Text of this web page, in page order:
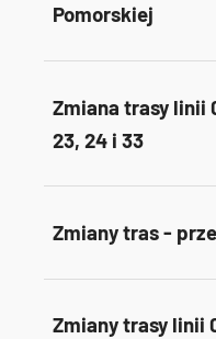
Pomorskiej
Zmiana trasy linii
23, 24 i 33
Zmiany tras -
Zmiany trasy linii